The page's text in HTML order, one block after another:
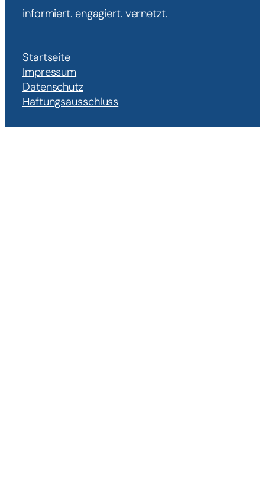
informiert. engagiert. vernetzt.
Startseite
Impressum
Datenschutz
Haftungsausschluss